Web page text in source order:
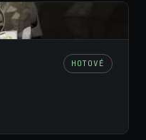
HOTOVÉ